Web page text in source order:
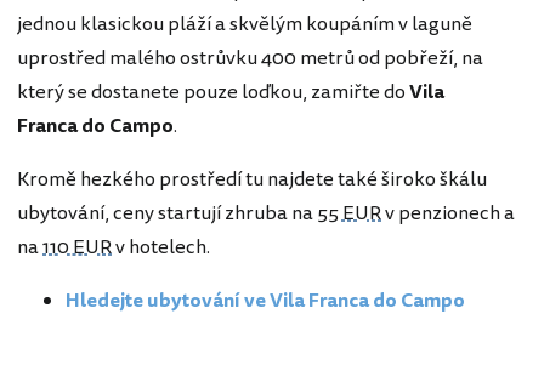
jednou klasickou pláží a skvělým koupáním v laguně
uprostřed malého ostrůvku 400 metrů od pobřeží, na
který se dostanete pouze loďkou, zamiřte doVila
Franca do Campo.
Kromě hezkého prostředí tu najdete také široko škálu
ubytování, ceny startují zhruba na55 EURv penzionech a
na110 EURv hotelech.
Hledejte ubytování ve Vila Franca do Campo